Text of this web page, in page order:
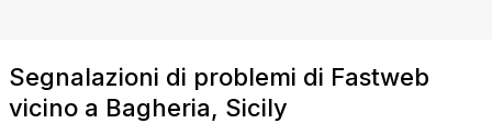
Segnalazioni di problemi di Fastweb
vicino a Bagheria, Sicily